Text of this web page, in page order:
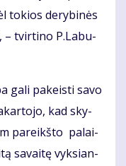
to­kios de­ry­bi­nės
– tvir­ti­no P.La­bu­
ga­li pa­keis­ti sa­vo
kad sky­
pa­reikš­to pa­lai­
sa­vai­tę vyk­sian­